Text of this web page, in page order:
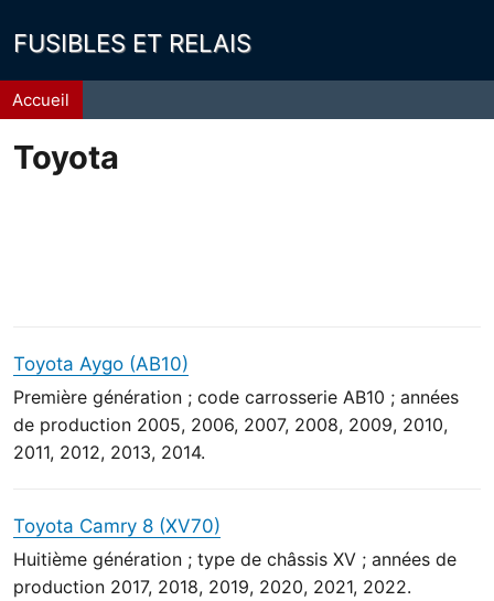
FUSIBLES ET RELAIS
Fil
d'Ariane
Accueil
Toyota
Toyota Aygo (AB10)
Première génération ; code carrosserie AB10 ; années
de production 2005, 2006, 2007, 2008, 2009, 2010,
2011, 2012, 2013, 2014.
Toyota Camry 8 (XV70)
Huitième génération ; type de châssis XV ; années de
production 2017, 2018, 2019, 2020, 2021, 2022.